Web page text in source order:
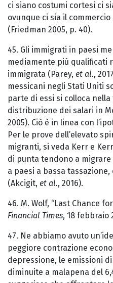
ci siano costumi cortesi ci
ovunque ci sia il
(Friedman 2005, p. 40).
45. Gli immigrati in paesi
mediamente più qualificati
immigrata (Parey, et al.,
messicani negli Stati Uniti
parte di essi si colloca
distribuzione dei salari in
2005). Ciò è in linea con
Per le prove dell’elevato
migranti, si veda Kerr e
di punta tendono a
a paesi a bassa
(Akcigit, et al., 2016).
46. M. Wolf, “Last Chance
Financial Times, 18 febbraio
47. Ne abbiamo avuto
peggiore contrazione
depressione, le emissioni di
diminuite a malapena del